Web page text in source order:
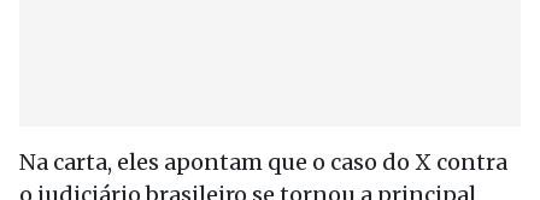
Na carta, eles apontam que o caso do X contra